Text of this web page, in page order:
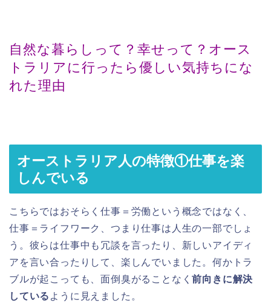
自然な暮らしって？幸せって？オース
トラリアに行ったら優しい気持ちにな
れた理由
オーストラリア人の特徴①仕事を楽
しんでいる
こちらではおそらく仕事＝労働という概念ではなく、
仕事＝ライフワーク、つまり仕事は人生の一部でしょ
う。彼らは仕事中も冗談を言ったり、新しいアイディ
アを言い合ったりして、楽しんでいました。何かトラ
ブルが起こっても、面倒臭がることなく前向きに解決
している ように見えました。